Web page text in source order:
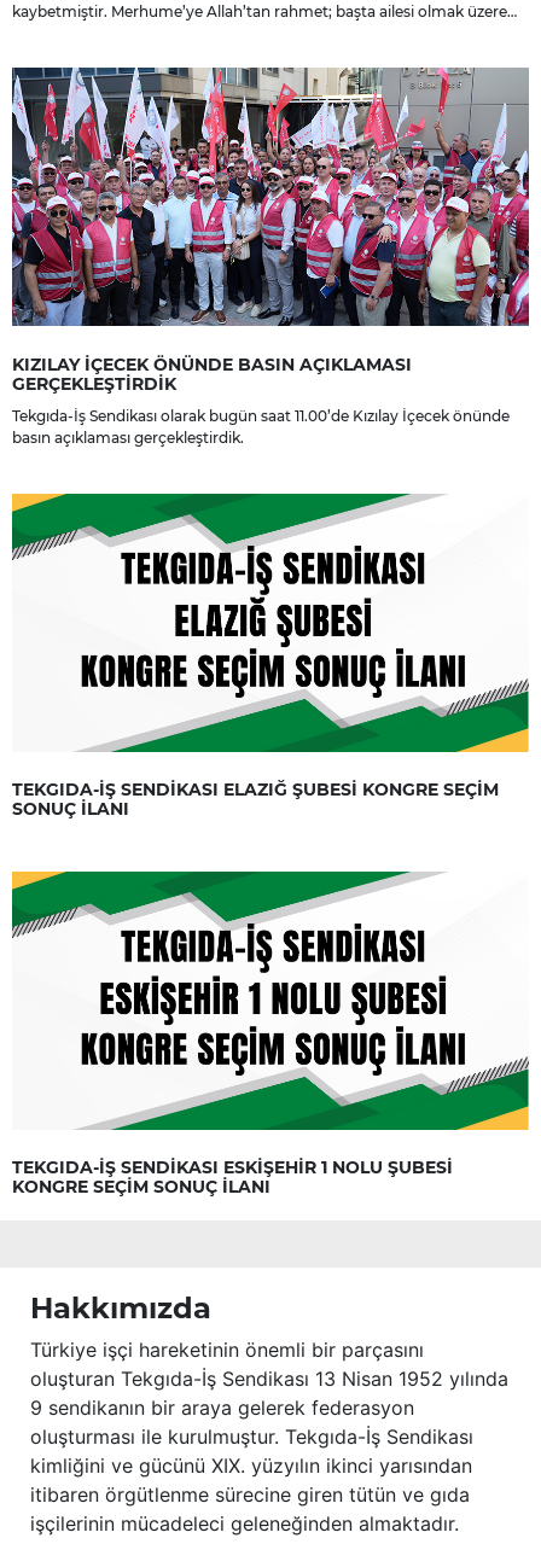
kaybetmiştir. Merhume’ye Allah’tan rahmet; başta ailesi olmak üzere
KIZILAY İÇECEK ÖNÜNDE BASIN AÇIKLAMASI
GERÇEKLEŞTİRDİK
Tekgıda-İş Sendikası olarak bugün saat 11.00’de Kızılay İçecek önünde
basın açıklaması gerçekleştirdik.
TEKGIDA-İŞ SENDİKASI ELAZIĞ ŞUBESİ KONGRE SEÇİM
SONUÇ İLANI
TEKGIDA-İŞ SENDİKASI ESKİŞEHİR 1 NOLU ŞUBESİ
KONGRE SEÇİM SONUÇ İLANI
Hakkımızda
Türkiye işçi hareketinin önemli bir parçasını
oluşturan Tekgıda-İş Sendikası 13 Nisan 1952 yılında
9 sendikanın bir araya gelerek federasyon
oluşturması ile kurulmuştur. Tekgıda-İş Sendikası
kimliğini ve gücünü XIX. yüzyılın ikinci yarısından
itibaren örgütlenme sürecine giren tütün ve gıda
işçilerinin mücadeleci geleneğinden almaktadır.